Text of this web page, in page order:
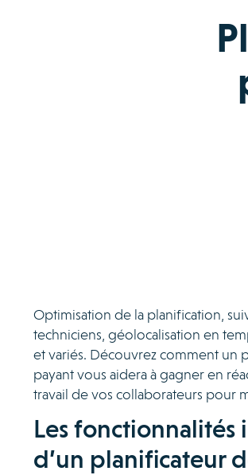
Optimisation de la planification,
techniciens, géolocalisation en
et variés. Découvrez comment un
payant vous aidera à gagner en
travail de vos collaborateurs pour
Les fonctionnalités
d’un planificateur